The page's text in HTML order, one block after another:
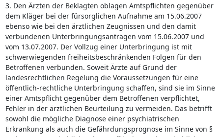
3. Den Ärzten der Beklagten oblagen Amtspflichten gegenüber
dem Kläger bei der fürsorglichen Aufnahme am 15.06.2007
ebenso wie bei den ärztlichen Zeugnissen und den damit
verbundenen Unterbringungsanträgen vom 15.06.2007 und
vom 13.07.2007. Der Vollzug einer Unterbringung ist mit
schwerwiegenden freiheitsbeschränkenden Folgen für den
Betroffenen verbunden. Soweit Ärzte auf Grund der
landesrechtlichen Regelung die Voraussetzungen für eine
öffentlich-rechtliche Unterbringung schaffen, sind sie im Sinne
einer Amtspflicht gegenüber dem Betroffenen verpflichtet,
Fehler in der ärztlichen Beurteilung zu vermeiden. Das betrifft
sowohl die mögliche Diagnose einer psychiatrischen
Erkrankung als auch die Gefährdungsprognose im Sinne von §